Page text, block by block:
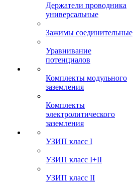
Держатели проводника
универсальные
Зажимы соединительные
Уравнивание
потенциалов
Комплекты модульного
заземления
Комплекты
электролитического
заземления
УЗИП класс I
УЗИП класс I+II
УЗИП класс II